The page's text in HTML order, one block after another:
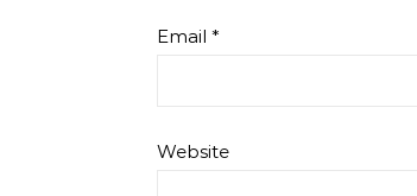
Email *
Website